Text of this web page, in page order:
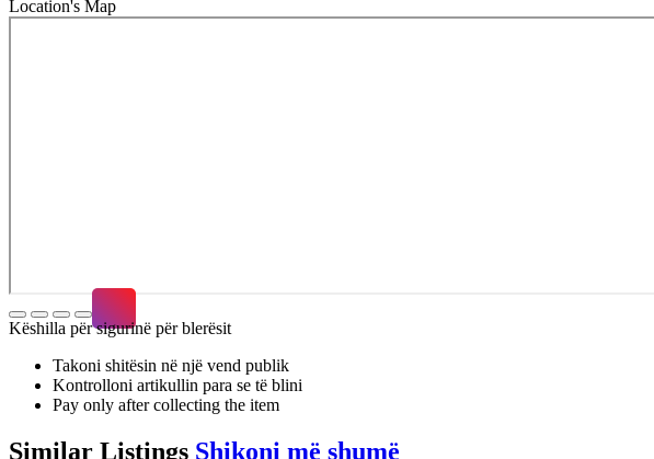
Location's Map
Këshilla për sigurinë për blerësit
Takoni shitësin në një vend publik
Kontrolloni artikullin para se të blini
Pay only after collecting the item
Similar Listings Shikoni më shumë